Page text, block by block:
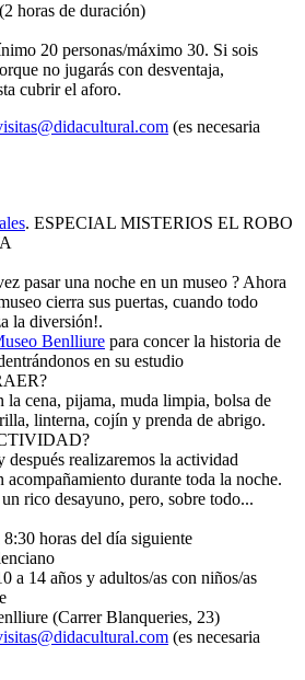
horas de duración)
20 personas/máximo 30. Si sois
no jugarás con desventaja,
cubrir el aforo.
(es necesaria
. ESPECIAL MISTERIOS EL ROBO
pasar una noche en un museo ? Ahora
cierra sus puertas, cuando todo
la diversión!.
Benlliure para concer la historia de
en su estudio
cena, pijama, muda limpia, bolsa de
linterna, cojín y prenda de abrigo.
después realizaremos la actividad
acompañamiento durante toda la noche.
rico desayuno, pero, sobre todo...
horas del día siguiente
a 14 años y adultos/as con niños/as
(Carrer Blanqueries, 23)
(es necesaria